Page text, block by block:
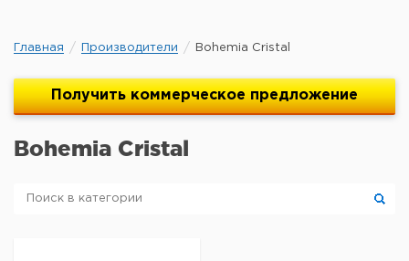
Главная Производители Bohemia Cristal
Получить коммерческое предложение
Bohemia Cristal